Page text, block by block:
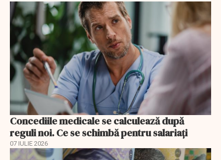
Concediile medicale se calculează după
reguli noi. Ce se schimbă pentru salariați
07 IULIE 2026